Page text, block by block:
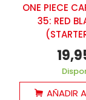
ONE PIECE
35: RED
AÑADIR